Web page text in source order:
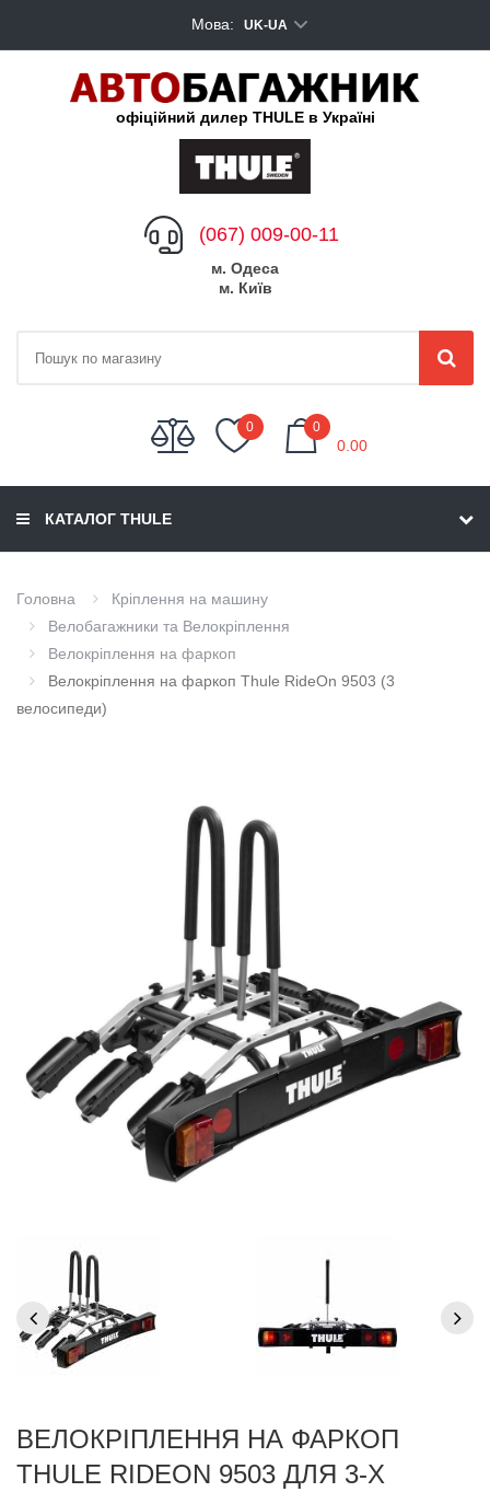
Мова: UK-UA
офіційний дилер THULE в Україні
(067) 009-00-11
м. Одеса
м. Київ
0 0
0.00
КАТАЛОГ THULE
Головна
Кріплення на машину
Велобагажники та Велокріплення
Велокріплення на фаркоп
Велокріплення на фаркоп Thule RideOn 9503 (3
велосипеди)
ВЕЛОКРІПЛЕННЯ НА ФАРКОП
THULE RIDEON 9503 ДЛЯ 3-Х